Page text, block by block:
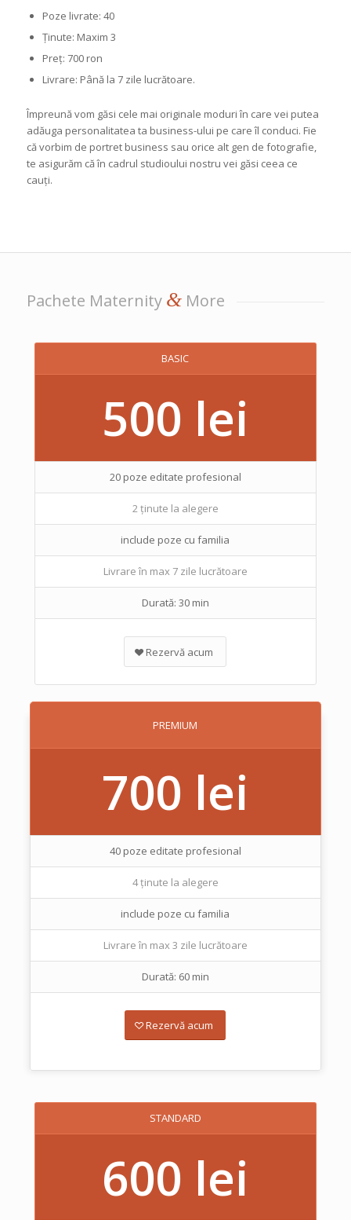
Poze livrate: 40
Ținute: Maxim 3
Preț: 700 ron
Livrare: Până la 7 zile lucrătoare.
Împreună vom găsi cele mai originale moduri în care vei putea
adăuga personalitatea ta business-ului pe care îl conduci. Fie
că vorbim de portret business sau orice alt gen de fotografie,
te asigurăm că în cadrul studioului nostru vei găsi ceea ce
cauți.
Pachete Maternity &More
BASIC
500 lei
20 poze editate profesional
2 ținute la alegere
include poze cu familia
Livrare în max 7 zile lucrătoare
Durată: 30 min
Rezervă acum
PREMIUM
700 lei
40 poze editate profesional
4 ținute la alegere
include poze cu familia
Livrare în max 3 zile lucrătoare
Durată: 60 min
Rezervă acum
STANDARD
600 lei